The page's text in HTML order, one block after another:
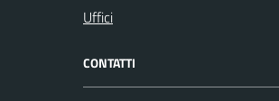
Uffici
CONTATTI